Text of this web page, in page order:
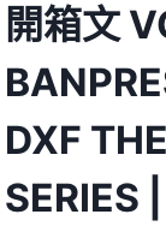
開箱文
DXF
SERIES